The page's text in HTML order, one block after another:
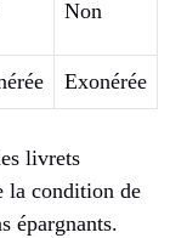
Non
Exonérée
livrets
la condition de
épargnants.